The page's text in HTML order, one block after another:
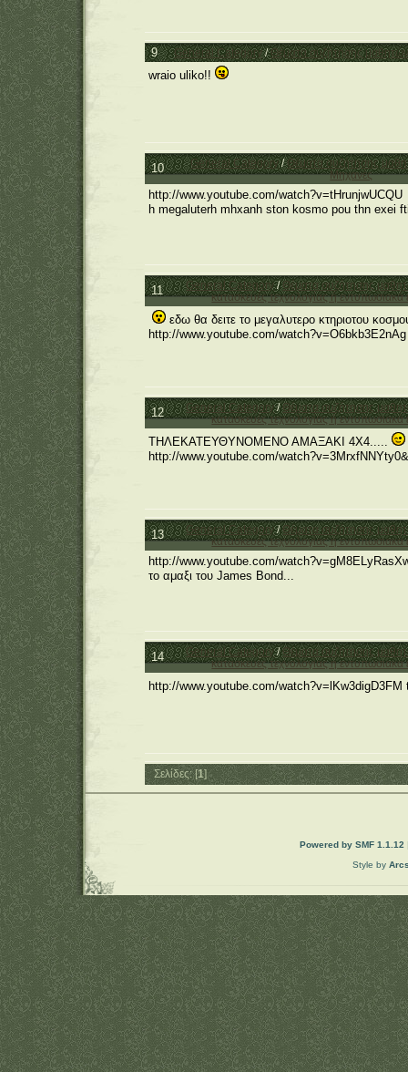
9 General Category/Θέματα συζήτησης μαθητών
wraio uliko!!
10 General Category/Θέματα συζήτησης
Μηχανές
http://www.youtube.com/watch?v=tHrunjwUCQU
h megaluterh mhxanh ston kosmo pou thn exei
11 General Category/Θέματα συζήτησης
κατασκευές τεχνολογίας ή εντυπωσιακά
εδω θα δειτε το μεγαλυτερο κτηριοτου
http://www.youtube.com/watch?v=O6bkb3E2nAg
12 General Category/Θέματα συζήτησης
κατασκευές τεχνολογίας ή εντυπωσιακά
ΤΗΛΕΚΑΤΕΥΘΥΝΟΜΕΝΟ ΑΜΑΞΑΚΙ 4Χ4.....
http://www.youtube.com/
13 General Category/Θέματα συζήτησης
κατασκευές τεχνολογίας ή εντυπωσιακά
http://www.youtube.com/
το αμαξι του James Bond...
14 General Category/Θέματα συζήτησης
κατασκευές τεχνολογίας ή εντυπωσιακά
http://www.youtube.com/watch?v=lKw3digD3FM
Σελίδες: [1]
Powered by SMF 1.1.12
Style by